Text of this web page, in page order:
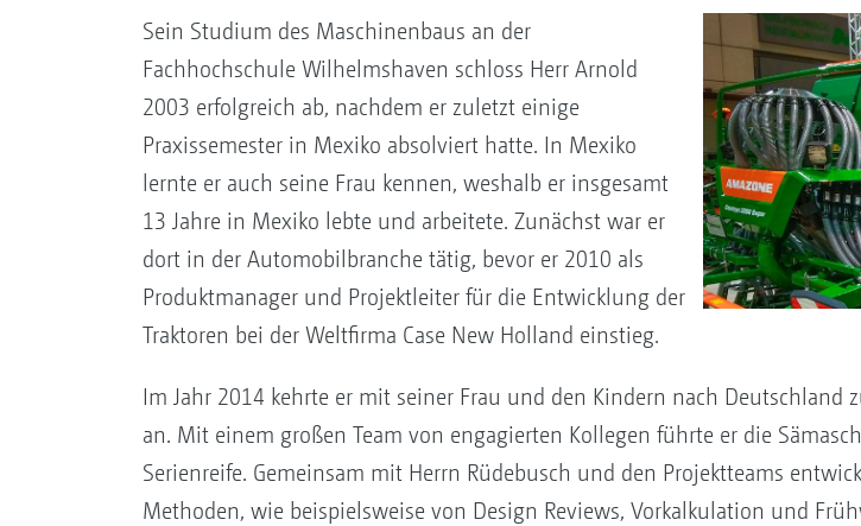
Sein Studium des Maschinenbaus an der
Fachhochschule Wilhelmshaven schloss Herr Arnold
2003 erfolgreich ab, nachdem er zuletzt einige
Praxissemester in Mexiko absolviert hatte. In Mexiko
lernte er auch seine Frau kennen, weshalb er insgesamt
13 Jahre in Mexiko lebte und arbeitete. Zunächst war er
dort in der Automobilbranche tätig, bevor er 2010 als
Produktmanager und Projektleiter für die Entwicklung der
Traktoren bei der Weltfirma Case New Holland einstieg.
Im Jahr 2014 kehrte er mit seiner Frau und den Kindern nach Deutschland
an. Mit einem großen Team von engagierten Kollegen führte er die
Serienreife. Gemeinsam mit Herrn Rüdebusch und den Projektteams
Methoden, wie beispielsweise von Design Reviews, Vorkalkulation und